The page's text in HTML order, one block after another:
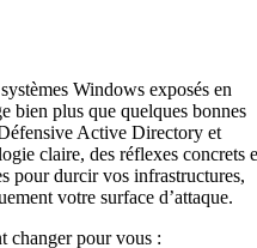
Windows exposés en
bien plus que quelques bonnes
Active Directory et
claire, des réflexes concrets
pour durcir vos infrastructures,
votre surface d’attaque.
changer pour vous :